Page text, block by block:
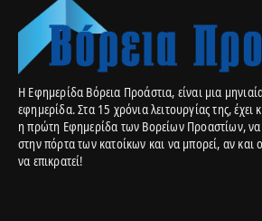
Η Εφημερίδα Βόρεια Προάστια, είναι μια
εφημερίδα. Στα 15 χρόνια λειτουργίας της, έχει
η πρώτη Εφημερίδα των Βορείων Προαστίων, να
στην πόρτα των κατοίκων και να μπορεί, αν και
να επικρατεί!